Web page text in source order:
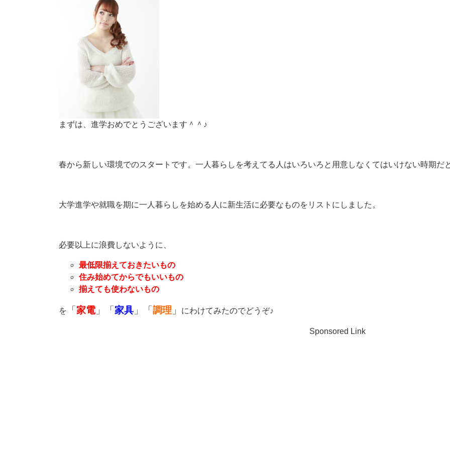
まずは、進学おめでとうございます＾＾♪
春から新しい環境でのスタートです。一人暮らしを考えてる人はいろいろと用意しなくてはいけない時期だ
大学進学や就職を期に一人暮らしを始める人に新生活に必要なものをリストにしました。
必要以上に浪費しないように、
最低限揃えておきたいもの
住み始めてからでもいいもの
揃えても使わないもの
を 「家電」「家具 」「調理 」 にわけてみたのでどうぞ♪
Sponsored Link